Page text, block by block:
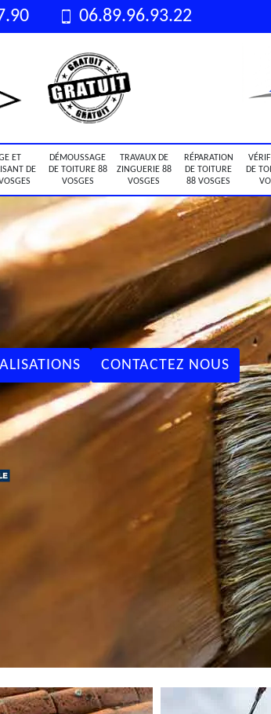
06.89.96.93.22
ET
DE
DÉMOUSSAGE
DE TOITURE 88
VOSGES
TRAVAUX DE
ZINGUERIE 88
VOSGES
RÉPARATION
DE TOITURE
88 VOSGES
DE
CONTACTEZ NOUS